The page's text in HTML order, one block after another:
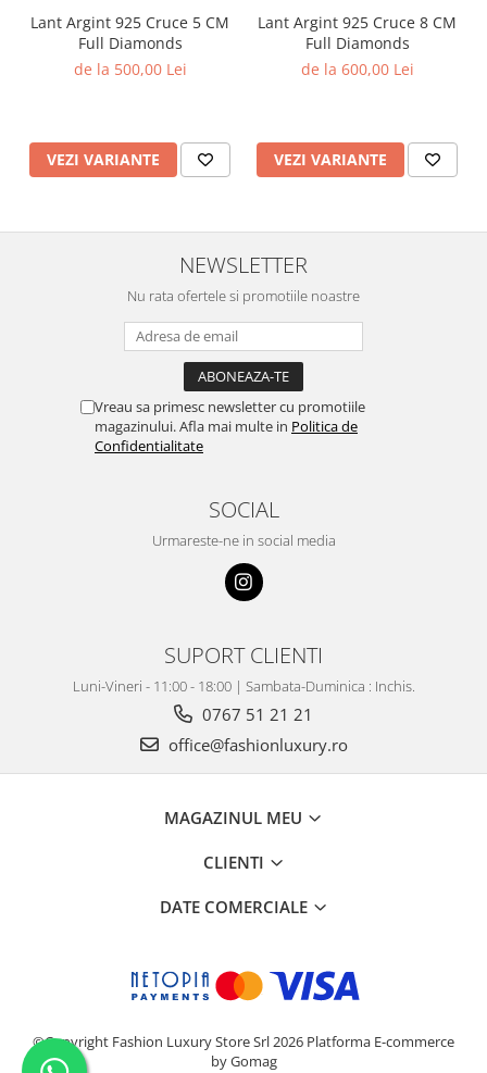
Lant Argint 925 Cruce 5 CM
Full Diamonds
de la 500,00 Lei
VEZI VARIANTE
Lant Argint 925 Cruce 8 CM
Full Diamonds
de la 600,00 Lei
VEZI VARIANTE
NEWSLETTER
Nu rata ofertele si promotiile noastre
Vreau sa primesc newsletter cu promotiile
magazinului. Afla mai multe in Politica de
Confidentialitate
SOCIAL
Urmareste-ne in social media
SUPORT CLIENTI
Luni-Vineri - 11:00 - 18:00 | Sambata-Duminica : Inchis.
0767 51 21 21
office@fashionluxury.ro
MAGAZINUL MEU
CLIENTI
DATE COMERCIALE
©Copyright Fashion Luxury Store Srl 2026 Platforma E-commerce
by Gomag